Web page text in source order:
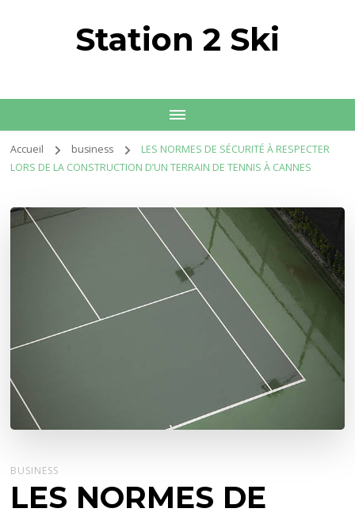
Station 2 Ski
Accueil business
LES NORMES DE SÉCURITÉ À RESPECTER
LORS DE LA CONSTRUCTION D’UN TERRAIN DE TENNIS À CANNES
BUSINESS
LES NORMES DE